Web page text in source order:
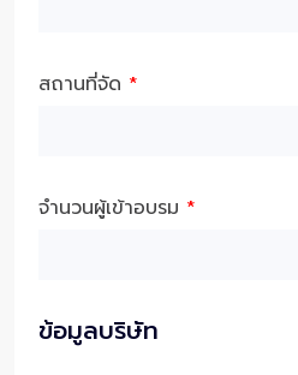
สถานที่จัด *
จำนวนผู้เข้าอบรม *
ข้อมูลบริษัท